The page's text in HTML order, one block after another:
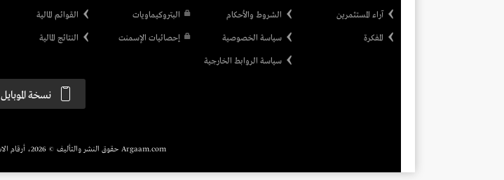
آراء المستثمرين
المفكرة
الشروط والأحكام
سياسة الخصوصية
سياسة الروابط الخارجية
البتروكيماويات
إحصائيات الإسمنت
القوائم المالية
النتائج المالية
نسخة الموبايل
Argaam.com حقوق النشر والتأليف © 2026، أرقام الاستثمارية , جميع الحقوق محفوظة